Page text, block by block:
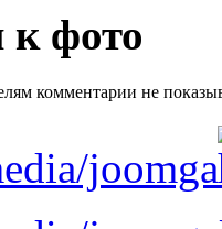
фото
комментарии не